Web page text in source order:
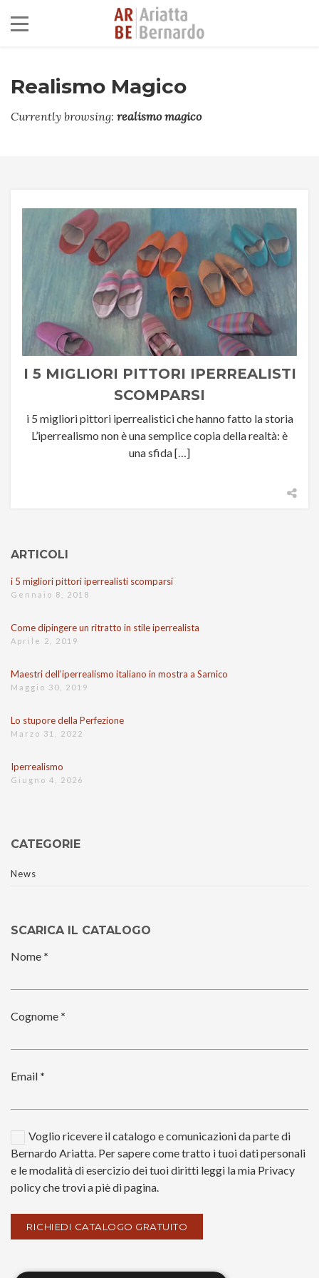
Realismo Magico
Currently browsing: realismo magico
I 5 MIGLIORI PITTORI IPERREALISTI
SCOMPARSI
i 5 migliori pittori iperrealistici che hanno fatto la storia
L’iperrealismo non è una semplice copia della realtà: è
una sfida […]
ARTICOLI
i 5 migliori pittori iperrealisti scomparsi
Gennaio 8, 2018
Come dipingere un ritratto in stile iperrealista
Aprile 2, 2019
Maestri dell’iperrealismo italiano in mostra a Sarnico
Maggio 30, 2019
Lo stupore della Perfezione
Marzo 31, 2022
Iperrealismo
Giugno 4, 2026
CATEGORIE
News
SCARICA IL CATALOGO
Nome *
Cognome *
Email *
Voglio ricevere il catalogo e comunicazioni da parte di
Bernardo Ariatta. Per sapere come tratto i tuoi dati personali
e le modalità di esercizio dei tuoi diritti leggi la mia Privacy
policy che trovi a piè di pagina.